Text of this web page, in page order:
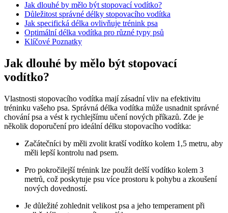
Jak dlouhé by mělo být stopovací vodítko?
Důležitost správné délky stopovacího vodítka
Jak specifická délka ovlivňuje trénink psa
Optimální délka vodítka pro různé typy psů
Klíčové Poznatky
Jak dlouhé by mělo být stopovací
vodítko?
Vlastnosti stopovacího vodítka mají zásadní vliv na efektivitu
tréninku vašeho psa. Správná délka vodítka může usnadnit správné
chování psa a vést k rychlejšímu učení nových příkazů. Zde je
několik doporučení pro ideální délku stopovacího vodítka:
Začátečníci by měli zvolit kratší vodítko kolem 1,5 metru, aby
měli lepší kontrolu nad psem.
Pro pokročilejší trénink lze použít delší vodítko kolem 3
metrů, což poskytuje psu více prostoru k pohybu a zkoušení
nových dovedností.
Je důležité zohlednit velikost psa a jeho temperament při